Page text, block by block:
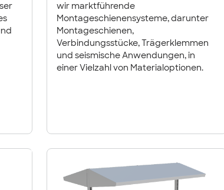
wir marktführende
Montageschienensysteme, darunter
Montageschienen,
Verbindungsstücke, Trägerklemmen
und seismische Anwendungen, in
einer Vielzahl von Materialoptionen.